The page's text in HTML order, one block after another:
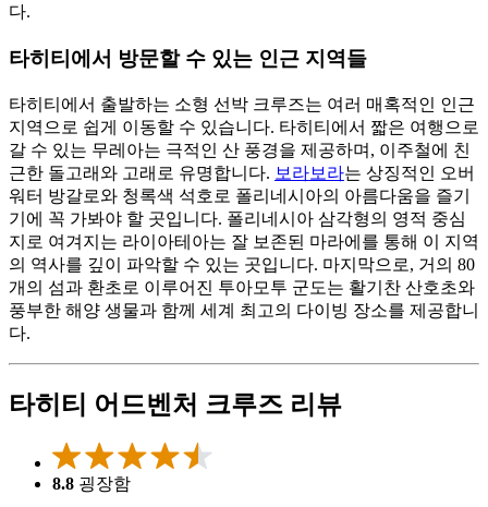
다.
타히티에서 방문할 수 있는 인근 지역들
타히티에서 출발하는 소형 선박 크루즈는 여러 매혹적인 인근
지역으로 쉽게 이동할 수 있습니다. 타히티에서 짧은 여행으로
갈 수 있는 무레아는 극적인 산 풍경을 제공하며, 이주철에 친
근한 돌고래와 고래로 유명합니다. 보라보라는 상징적인 오버
워터 방갈로와 청록색 석호로 폴리네시아의 아름다움을 즐기
기에 꼭 가봐야 할 곳입니다. 폴리네시아 삼각형의 영적 중심
지로 여겨지는 라이아테아는 잘 보존된 마라에를 통해 이 지역
의 역사를 깊이 파악할 수 있는 곳입니다. 마지막으로, 거의 80
개의 섬과 환초로 이루어진 투아모투 군도는 활기찬 산호초와
풍부한 해양 생물과 함께 세계 최고의 다이빙 장소를 제공합니
다.
타히티 어드벤처 크루즈 리뷰
8.8 굉장함